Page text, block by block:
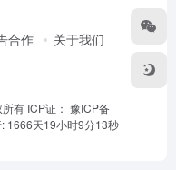
合作 关于我们
有 ICP证： 豫ICP备
1666天19小时9分13秒